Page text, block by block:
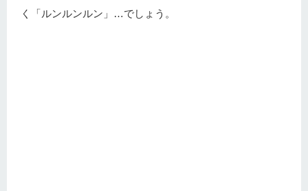
く「ルンルンルン」…でしょう。